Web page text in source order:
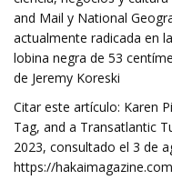
and Mail y National
actualmente radicada en
lobina negra de 53
de Jeremy Koreski
Citar este artículo: Karen
Tag, and a Transatlantic
2023, consultado el 3 de
https://